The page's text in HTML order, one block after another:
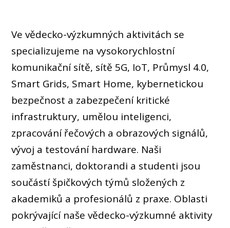
MEDIA
KONTAKT
Ve vědecko-výzkumných aktivitách se
specializujeme na vysokorychlostní
komunikační sítě, sítě 5G, IoT, Průmysl 4.0,
Smart Grids, Smart Home, kybernetickou
bezpečnost a zabezpečení kritické
infrastruktury, umělou inteligenci,
zpracování řečových a obrazových signálů,
vývoj a testování hardware. Naši
zaměstnanci, doktorandi a studenti jsou
součástí špičkových týmů složených z
akademiků a profesionálů z praxe. Oblasti
pokrývající naše vědecko-výzkumné aktivity